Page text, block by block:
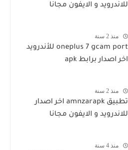
للاندرويد و الايفون مجانا
منذ 2 سنة
oneplus 7 gcam port للأندرويد
اخر اصدار برابط apk
منذ 2 سنة
تطبيق amnzarapk اخر اصدار
للاندرويد و الايفون مجانا
منذ 4 سنة